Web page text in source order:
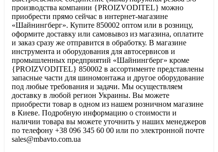
производства компании {PROIZVODITEL} можно
приобрести прямо сейчас в интернет-магазине
«Шайнингберг». Купите 850002 оптом или в розницу,
оформите доставку или самовывоз из магазина, оплатите
и заказ сразу же отправится в обработку. В магазине
инструмента и оборудования для автосервисов и
промышленных предприятий «Шайнингберг» кроме
{PROIZVODITEL} 850002 в ассортименте представлены
запасные части для шиномонтажа и другое оборудование
под любые требования и задачи. Мы осуществляем
доставку в любой регион Украины. Вы можете
приобрести товар в одном из нашем розничном магазине
в Киеве. Подробную информацию о стоимости и
наличии товара вы можете уточнить у наших менеджеров
по телефону +38 096 345 60 00 или по электронной почте
sales@mbavto.com.ua